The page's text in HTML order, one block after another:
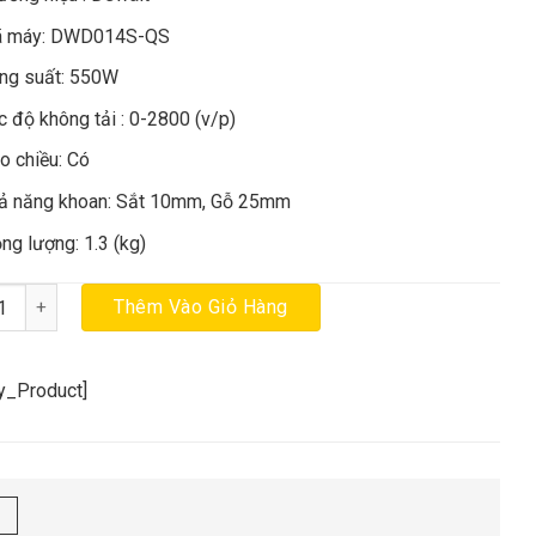
máy: DWD014S-QS
suất: 550W
độ không tải : 0-2800 (v/p)
chiều: Có
năng khoan: Sắt 10mm, Gỗ 25mm
lượng: 1.3 (kg)
cầm tay 550W 10mm Dewalt DWD014S-QS đầu khóa tự động
Thêm Vào Giỏ Hàng